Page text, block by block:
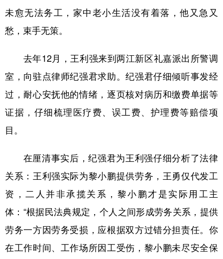
未愈无法务工，家中老小生活没有着落，他又急又
愁，束手无策。
去年12月，王利强来到两江新区礼嘉派出所警调
室，向驻点律师纪强君求助。纪强君仔细倾听事发经
过，耐心安抚他的情绪，逐页核对病历和缴费单据等
证据，仔细梳理医疗费、误工费、护理费等赔偿项
目。
在厘清事实后，纪强君为王利强仔细分析了法律
关系：王利强实际为黎小鹏提供劳务，王勇仅代发工
资，二人并非承揽关系，黎小鹏才是实际用工主
体：“根据民法典规定，个人之间形成劳务关系，提供
劳务一方因劳务受损，应根据双方过错分担责任。你
在工作时间、工作场所因工受伤，黎小鹏未尽安全保